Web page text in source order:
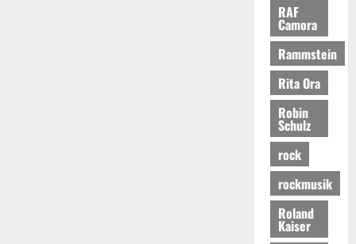
RAF
Camora
Rammstein
Rita Ora
Robin
Schulz
rock
rockmusik
Roland
Kaiser